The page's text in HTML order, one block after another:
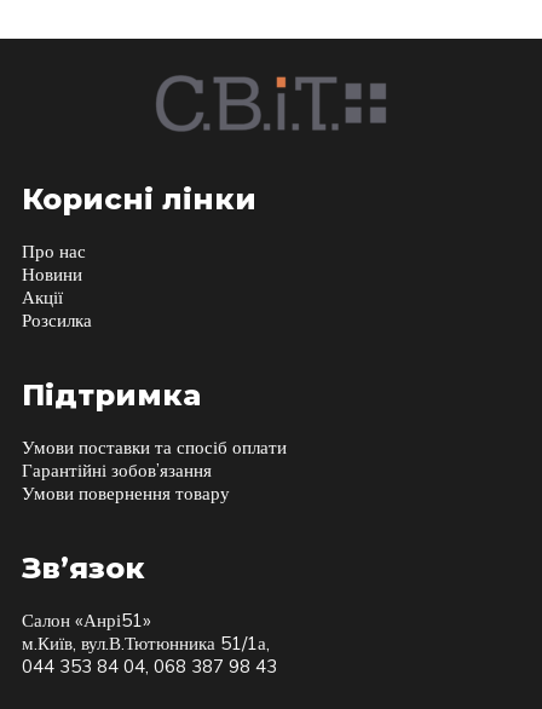
Корисні лінки
Про нас
Новини
Акції
Розсилка
Підтримка
Умови поставки та спосіб оплати
Гарантійні зобов’язання
Умови повернення товару
Зв’язок
Салон «Анрі51»
м.Київ, вул.В.Тютюнника 51/1а,
044 353 84 04, 068 387 98 43